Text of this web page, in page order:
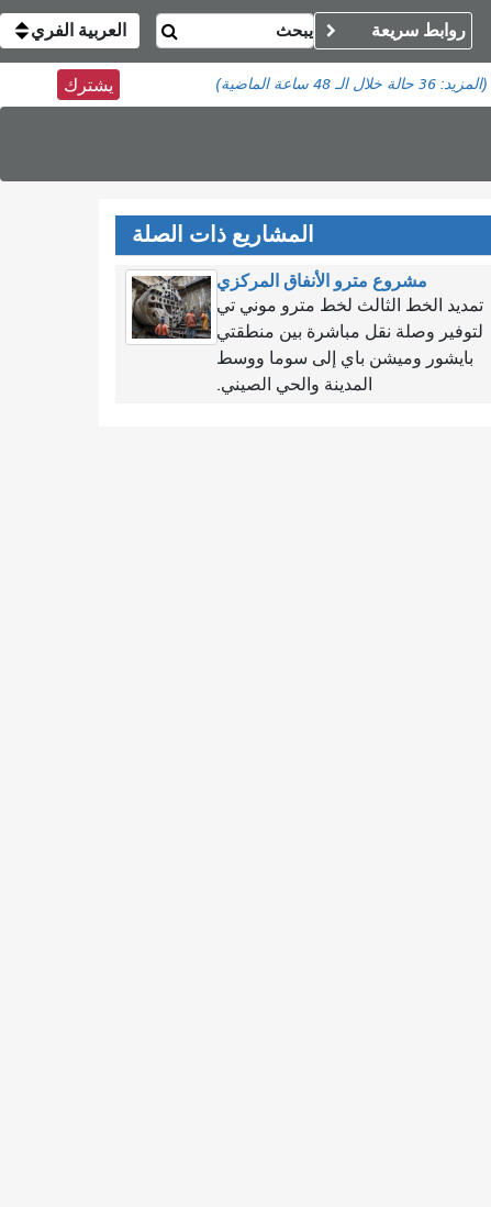
روابط سريعة العربية الفري
(المزيد:36 حالة خلال الـ 48 ساعة الماضية) يشترك
المشاريع ذات الصلة
مشروع مترو الأنفاق المركزي
تمديد الخط الثالث لخط مترو موني تي
لتوفير وصلة نقل مباشرة بين منطقتي
بايشور وميشن باي إلى سوما ووسط
المدينة والحي الصيني.